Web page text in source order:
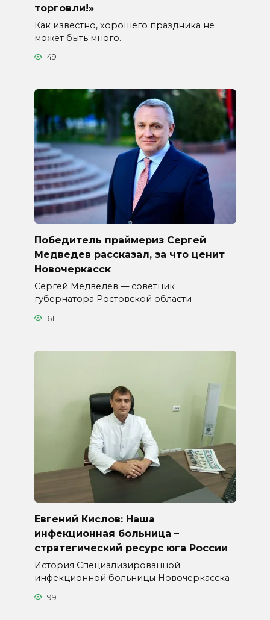
торговли!»
Как известно, хорошего праздника не
может быть много.
49
Победитель праймериз Сергей
Медведев рассказал, за что ценит
Новочеркасск
Сергей Медведев — советник
губернатора Ростовской области
61
Евгений Кислов: Наша
инфекционная больница –
стратегический ресурс юга России
История Специализированной
инфекционной больницы Новочеркасска
99